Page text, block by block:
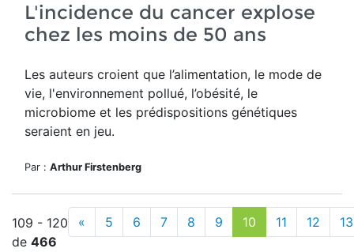
L'incidence du cancer explose
chez les moins de 50 ans
Les auteurs croient que l’alimentation, le mode de
vie, l'environnement pollué, l’obésité, le
microbiome et les prédispositions génétiques
seraient en jeu.
Par : Arthur Firstenberg
109 - 120
de 466
« 5 6 7 8 9 10 11 12 13